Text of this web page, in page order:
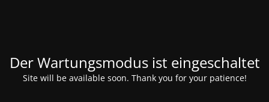
Der Wartungsmodus ist eingeschaltet
Site will be available soon. Thank you for your patience!